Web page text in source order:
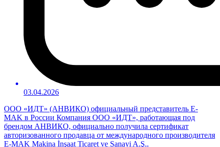
03.04.2026
ООО «ИДТ» (АНВИКО) официальный представитель E-
MAK в России Компания ООО «ИДТ», работающая под
брендом АНВИКО, официально получила сертификат
авторизованного продавца от международного производителя
E-MAK Makina İnşaat Ticaret ve Sanayi A.Ş..